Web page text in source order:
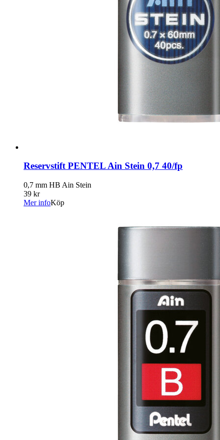
Reservstift PENTEL Ain Stein 0,7 40/fp
0,7 mm HB Ain Stein
39 kr
Mer infoKöp